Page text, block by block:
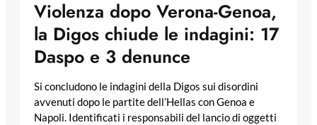
Violenza dopo Verona-Genoa,
la Digos chiude le indagini: 17
Daspo e 3 denunce
Si concludono le indagini della Digos sui disordini
avvenuti dopo le partite dell’Hellas con Genoa e
Napoli. Identificati i responsabili del lancio di oggetti